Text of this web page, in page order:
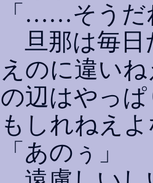
「……そうだ
旦那は毎日
えのに違い
の辺はやっ
もしれねえ
「あのぅ」